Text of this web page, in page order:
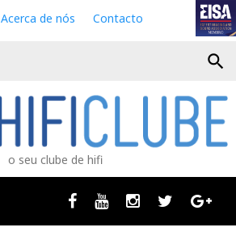
Acerca de nós Contacto
search
o seu clube de hifi
Facebook
Youtube InstagramTwitter